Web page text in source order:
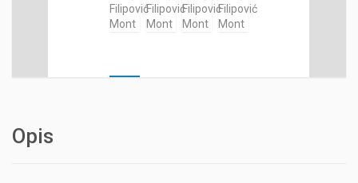
Opis